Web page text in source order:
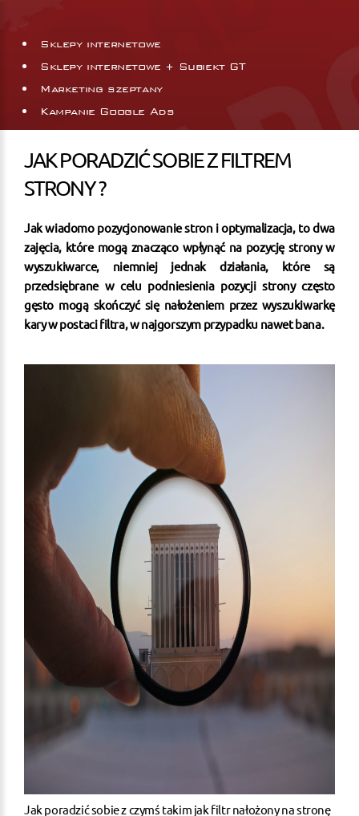
Sklepy internetowe
Sklepy internetowe + Subiekt GT
Marketing szeptany
Kampanie Google Ads
JAK PORADZIĆ SOBIE Z FILTREM
STRONY ?
Jak wiadomo pozycjonowanie stron i optymalizacja, to dwa
zajęcia, które mogą znacząco wpłynąć na pozycję strony w
wyszukiwarce, niemniej jednak działania, które są
przedsiębrane w celu podniesienia pozycji strony często
gęsto mogą skończyć się nałożeniem przez wyszukiwarkę
kary w postaci filtra, w najgorszym przypadku nawet bana.
Jak poradzić sobie z czymś takim jak filtr nałożony na stronę